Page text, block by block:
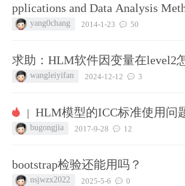
pplications and Data Analysis
yang0chang 2014-1-23 50
求助：HLM软件因变量在level2
wangleiyifan 2024-12-12 3
| HLM模型的ICC标准使用问
bugongjia 2017-9-28 12
bootstrap检验还能用吗？
nsjwzx2022 2025-5-6 0